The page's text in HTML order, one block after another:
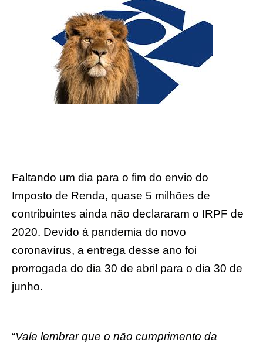
Faltando um dia para o fim do envio do
Imposto de Renda, quase 5 milhões de
contribuintes ainda não declararam o IRPF de
2020. Devido à pandemia do novo
coronavírus, a entrega desse ano foi
prorrogada do dia 30 de abril para o dia 30 de
junho.
“Vale lembrar que o não cumprimento da